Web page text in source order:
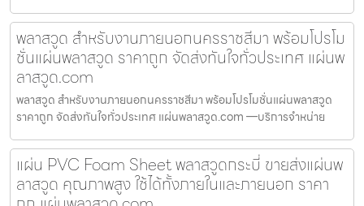
พลาสวูด สำหรับงานภายนอกนครราชสีมา พร้อมโปรโม
ชั่นแผ่นพลาสวูด ราคาถูก จัดส่งทันใจทั่วประเทศ แผ่นพ
ลาสวูด.com
พลาสวูด สำหรับงานภายนอกนครราชสีมา พร้อมโปรโมชั่นแผ่นพลาสวูด
ราคาถูก จัดส่งทันใจทั่วประเทศ แผ่นพลาสวูด.com —บริการจำหน่าย
แผ่น PVC Foam Sheet พลาสวูดกระบี่ ขายส่งแผ่นพ
ลาสวูด คุณภาพสูง ใช้ได้ทั้งภายในและภายนอก ราคา